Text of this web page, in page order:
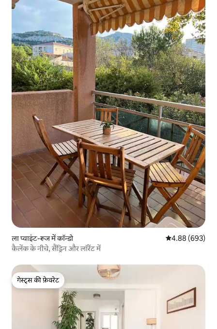
ला प्वाइंट-रूज में कॉन्डो औसत रेटिंग 5 में से
4.88 (693)
कैलेंक के नीचे, सैंड्रिन और लॉरेंट में
गेस्ट्स की फ़ेवरेट
गेस्ट्स की फ़ेवरेट